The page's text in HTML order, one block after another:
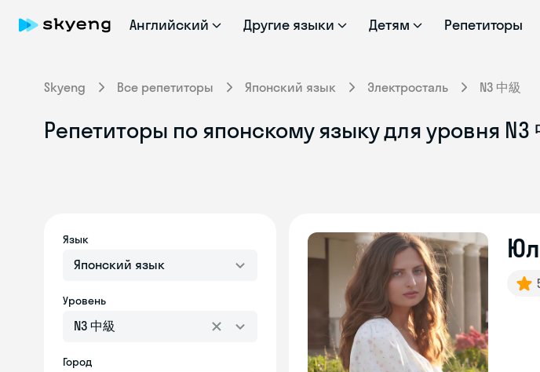
Английский Другие языки Детям Репетиторы
Skyeng Все репетиторы Японский язык Электросталь N3 中級
Репетиторы по японскому языку для уровня
Язык
Японский язык
Уровень
N3 中級
Город